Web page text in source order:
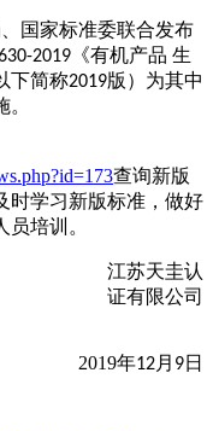
国家标准委联合发布
2019 《有机产品 生
下简称2019版）为其中
。
查询新版
时学习新版标准，做好
培训。
江苏天圭认
证有限公司
年12月 9日